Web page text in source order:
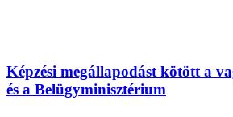
Képzési megállapodást kötött a
és a Belügyminisztérium